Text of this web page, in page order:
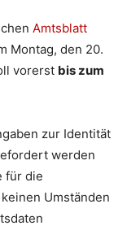
Amtsblatt
Montag, den 20.
vorerst bis zum
zur Identität
werden
für die
Umständen